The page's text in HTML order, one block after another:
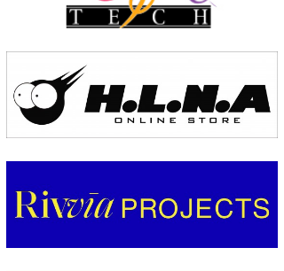
wanda
予報士 hiro.
banpaku
Mr.K
Romisea